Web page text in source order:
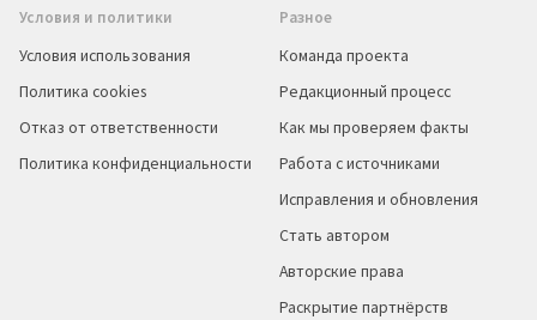
Условия и политики
Условия использования
Политика cookies
Отказ от ответственности
Политика конфиденциальности
Разное
Команда проекта
Редакционный процесс
Как мы проверяем факты
Работа с источниками
Исправления и обновления
Стать автором
Авторские права
Раскрытие партнёрств